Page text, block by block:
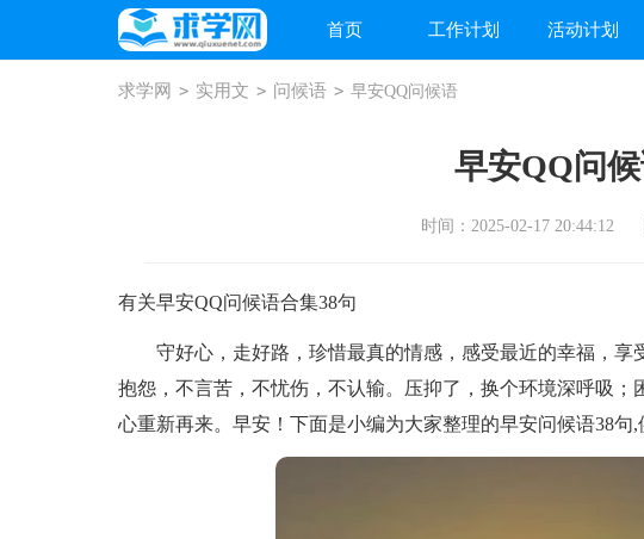
首页 工作计划 活动计划
求学网 > 实用文 > 问候语 > 早安QQ问候语
早安QQ问
时间：2025-02-17 20:44:12
有关早安QQ问候语合集38句
守好心，走好路，珍惜最真的情感，感受最近的幸福，享
抱怨，不言苦，不忧伤，不认输。压抑了，换个环境深呼吸
心重新再来。早安！下面是小编为大家整理的早安问候语38句,